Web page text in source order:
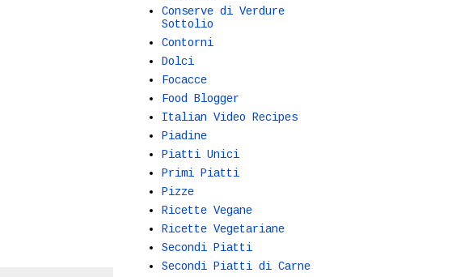
Conserve di Verdure
Sottolio
Contorni
Dolci
Focacce
Food Blogger
Italian Video Recipes
Piadine
Piatti Unici
Primi Piatti
Pizze
Ricette Vegane
Ricette Vegetariane
Secondi Piatti
Secondi Piatti di Carne